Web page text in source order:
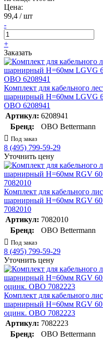
Цена:
99,4 / шт
-
+
Заказать
Комплект для кабельного
шарнирный H=60мм LGVG
OBO 6208941
Артикул: 6208941
Бренд:
OBO Bettermann
Под заказ
8 (495) 799-59-29
Уточнить цену
Комплект для кабельного
шарнирный H=60мм RGV 60
7082010
Артикул: 7082010
Бренд:
OBO Bettermann
Под заказ
8 (495) 799-59-29
Уточнить цену
Комплект для кабельного
шарнирный H=60мм RGV 60
оцинк. OBO 7082223
Артикул: 7082223
Бренд:
OBO Bettermann